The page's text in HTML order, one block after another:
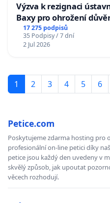
Výzva k rezignaci
Baxy pro ohrožení
17 275 podpisů
35 Podpisy / 7 dní
2 Jul 2026
1 2 3 4 5 6
Petice.com
Poskytujeme zdarma hosting pro
profesionální on-line petici díky
petice jsou každý den uvedeny v
skvělý způsob, jak upoutat
věcech rozhodují.